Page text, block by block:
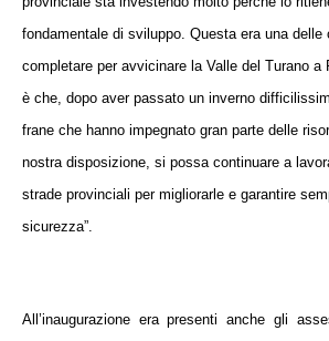
fondamentale di sviluppo. Questa era una delle
completare per avvicinare la Valle del Turano a
è che, dopo aver passato un inverno
frane che hanno impegnato gran parte delle
nostra disposizione, si possa continuare a
strade provinciali per migliorarle e garantire
sicurezza”.
All’inaugurazione era presenti anche gli